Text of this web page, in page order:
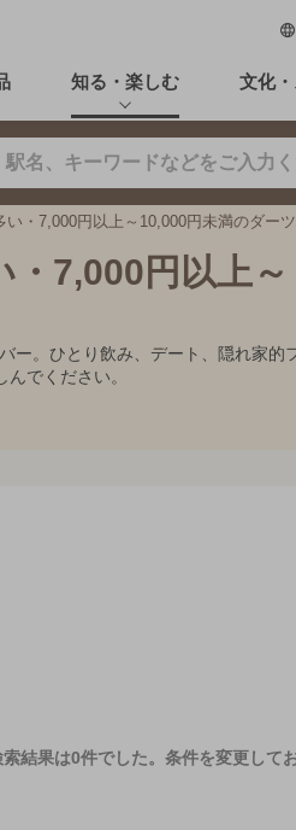
知る・楽しむ 文化
・7,000円以上～10,000円未満のダー
7,000円以上～
。ひとり飲み、デート、隠れ家的
でください。
結果は0件でした。 条件を変更して